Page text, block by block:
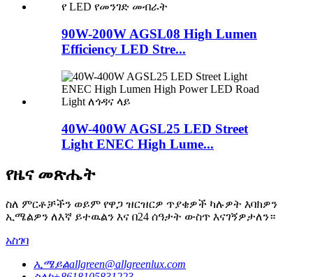
90W-200W AGSL08 High Lumen
Efficiency LED Stre...
40W-400W AGSL25 LED Street
Light ENEC High Lume...
የዜና መጽሔት
ስለ ምርቶቻችን ወይም የዋጋ ዝርዝርዎ ጥያቄዎች ካሉዎት እባክዎን
ኢሜልዎን ለእኛ ይተዉልን እና በ24 ሰዓታት ውስጥ እናገኝዎታለን።
አስገባ
ኢሜይልallgreen@allgreenlux.com